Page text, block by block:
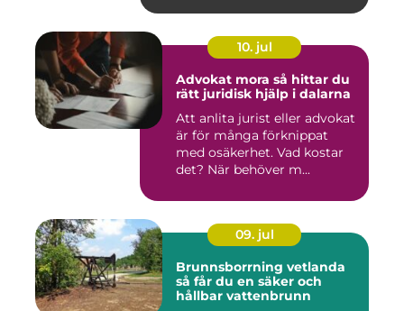
10. jul
Advokat mora så hittar du
rätt juridisk hjälp i dalarna
Att anlita jurist eller advokat
är för många förknippat
med osäkerhet. Vad kostar
det? När behöver m...
09. jul
Brunnsborrning vetlanda
så får du en säker och
hållbar vattenbrunn